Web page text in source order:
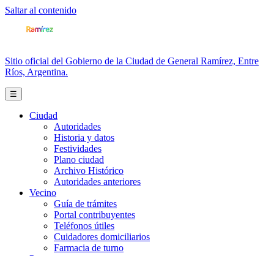
Saltar al contenido
Sitio oficial del Gobierno de la Ciudad de General Ramírez, Entre
Ríos, Argentina.
☰
Ciudad
Autoridades
Historia y datos
Festividades
Plano ciudad
Archivo Histórico
Autoridades anteriores
Vecino
Guía de trámites
Portal contribuyentes
Teléfonos útiles
Cuidadores domiciliarios
Farmacia de turno